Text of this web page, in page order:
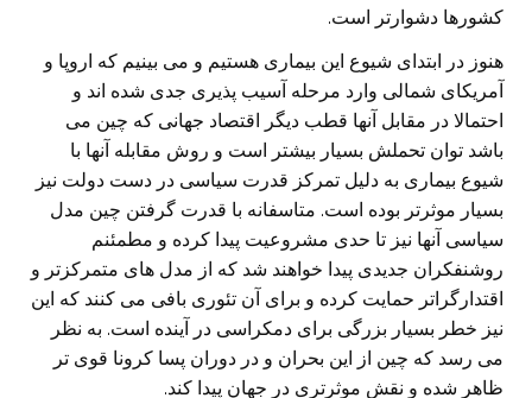
کشورها دشوارتر است.
هنوز در ابتدای شیوع این بیماری هستیم و می بینیم که اروپا و
آمریکای شمالی وارد مرحله آسیب پذیری جدی شده اند و
احتمالا در مقابل آنها قطب دیگر اقتصاد جهانی که چین می
باشد توان تحملش بسیار بیشتر است و روش مقابله آنها با
شیوع بیماری به دلیل تمرکز قدرت سیاسی در دست دولت نیز
بسیار موثرتر بوده است. متاسفانه با قدرت گرفتن چین مدل
سیاسی آنها نیز تا حدی مشروعیت پیدا کرده و مطمئنم
روشنفکران جدیدی پیدا خواهند شد که از مدل های متمرکزتر و
اقتدارگراتر حمایت کرده و برای آن تئوری بافی می کنند که این
نیز خطر بسیار بزرگی برای دمکراسی در آینده است. به نظر
می رسد که چین از این بحران و در دوران پسا کرونا قوی تر
ظاهر شده و نقش موثرتری در جهان پیدا کند.